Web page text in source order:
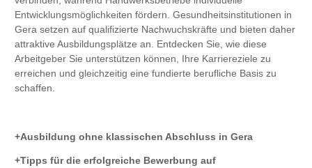
Entwicklungsmöglichkeiten fördern. Gesundheitsinstitutionen in
Gera setzen auf qualifizierte Nachwuchskräfte und bieten daher
attraktive Ausbildungsplätze an. Entdecken Sie, wie diese
Arbeitgeber Sie unterstützen können, Ihre Karriereziele zu
erreichen und gleichzeitig eine fundierte berufliche Basis zu
schaffen.
Ausbildung ohne klassischen Abschluss in Gera
Tipps für die erfolgreiche Bewerbung auf